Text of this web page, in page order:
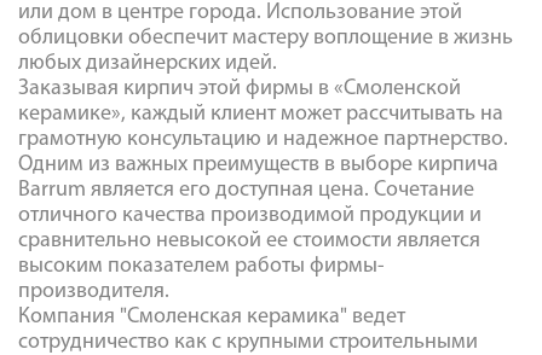
или дом в центре города. Использование этой
облицовки обеспечит мастеру воплощение в жизнь
любых дизайнерских идей.
Заказывая кирпич этой фирмы в «Смоленской
керамике», каждый клиент может рассчитывать на
грамотную консультацию и надежное партнерство.
Одним из важных преимуществ в выборе кирпича
Barrum является его доступная цена. Сочетание
отличного качества производимой продукции и
сравнительно невысокой ее стоимости является
высоким показателем работы фирмы-
производителя.
Компания "Смоленская керамика" ведет
сотрудничество как с крупными строительными